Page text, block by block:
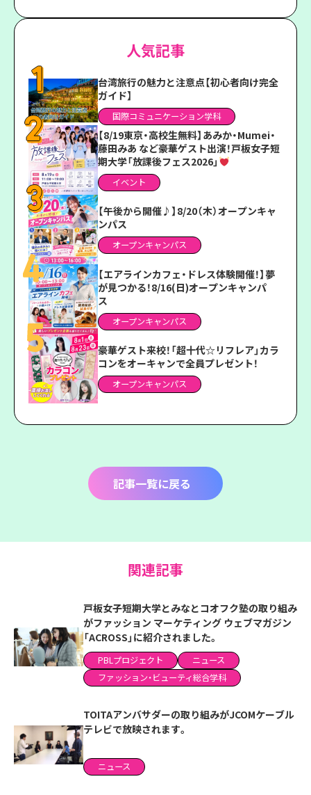
人気記事
台湾旅行の魅力と注意点【初心者向け完全
ガイド】
国際コミュニケーション学科
【8/19東京・高校生無料】あみか・Mumei・
藤田みあ など豪華ゲスト出演！戸板女子短
期大学「放課後フェス2026」
イベント
【午後から開催♪】8/20（木）オープンキャ
ンパス
オープンキャンパス
【エアラインカフェ・ドレス体験開催！】夢
が見つかる！8/16(日)オープンキャンパ
ス
オープンキャンパス
豪華ゲスト来校！「超十代☆リフレア」カラ
コンをオーキャンで全員プレゼント！
オープンキャンパス
記事一覧に戻る
関連記事
戸板女子短期大学とみなとコオフク塾の取り組み
がファッション マーケティング ウェブマガジン
「ACROSS」に紹介されました。
PBLプロジェクト
ニュース
ファッション・ビューティ総合学科
TOITAアンバサダーの取り組みがJCOMケーブル
テレビで放映されます。
ニュース